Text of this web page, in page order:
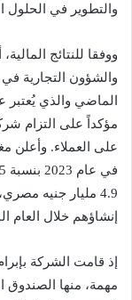
والتطوير في الحلول
ووفقا للنتائج
والشؤون التجارية
الماضي والذي
مؤكداً على التزام
على العملاء. وأعلن
إنشاؤهم خلال العام
إذ قامت الشركة
مهمة، منها الصندوق